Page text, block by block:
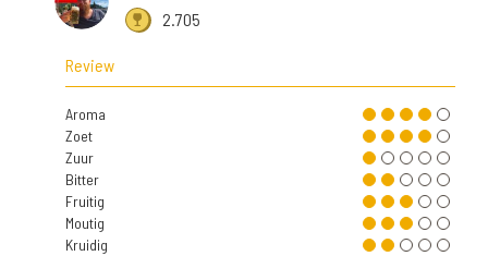
2.705
Review
Aroma
Zoet
Zuur
Bitter
Fruitig
Moutig
Kruidig